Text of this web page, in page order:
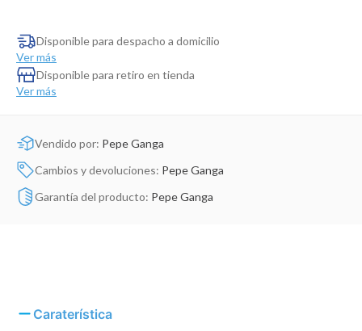
Disponible para despacho a domicilio
Ver más
Disponible para retiro en tienda
Ver más
Vendido por: Pepe Ganga
Cambios y devoluciones: Pepe Ganga
Garantía del producto: Pepe Ganga
Caraterística
Dinosaurio Juguete